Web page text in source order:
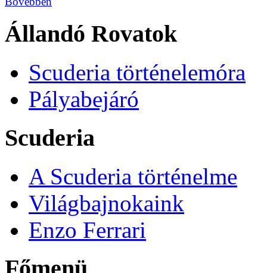
Állandó Rovatok
Scuderia történelemóra
Pályabejáró
Scuderia
A Scuderia történelme
Világbajnokaink
Enzo Ferrari